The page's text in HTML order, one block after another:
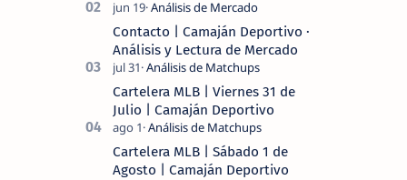
Contacto | Camaján Deportivo ·
Análisis y Lectura de Mercado
Cartelera MLB | Viernes 31 de
Julio | Camaján Deportivo
Cartelera MLB | Sábado 1 de
Agosto | Camaján Deportivo